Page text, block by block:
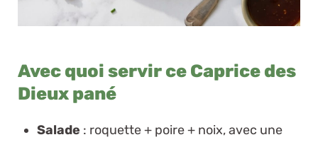
Avec quoi servir ce Caprice des
Dieux pané
Salade : roquette + poire + noix, avec une